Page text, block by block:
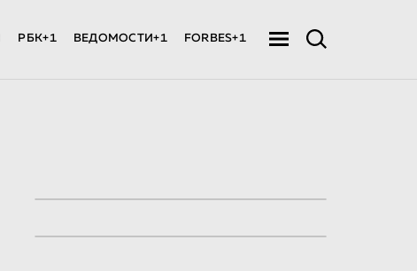
РБК+1 ВЕДОМОСТИ+1 FORBES+1